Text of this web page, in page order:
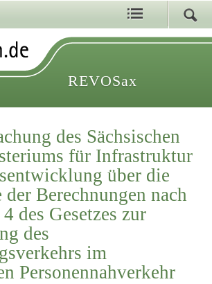
REVOSax
des Sächsischen
für Infrastruktur
über die
der Berechnungen nach
des Gesetzes zur
des
im
Personennahverkehr